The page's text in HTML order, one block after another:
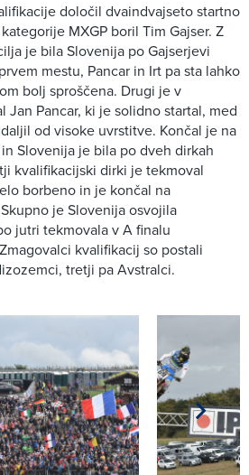
določil dvaindvajseto startno
MXGP boril Tim Gajser. Z
je bila Slovenija po Gajserjevi
mestu, Pancar in Irt pa sta lahko
bolj sproščena. Drugi je v
Jan Pancar, ki je solidno startal, med
od visoke uvrstitve. Končal je na
Slovenija je bila po dveh dirkah
kvalifikacijski dirki je tekmoval
borbeno in je končal na
je Slovenija osvojila
jutri tekmovala v A finalu
kvalifikacij so postali
tretji pa Avstralci.